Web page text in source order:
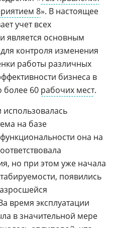
8». В настоящее
учет всех
является основным
контроля изменения
работы различных
бизнеса в
более 60 рабочих мест.
на базе
она на
но при этом уже начала
появились
время эксплуатации
в значительной мере